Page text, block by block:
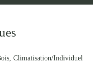
Climatisation/Individuel